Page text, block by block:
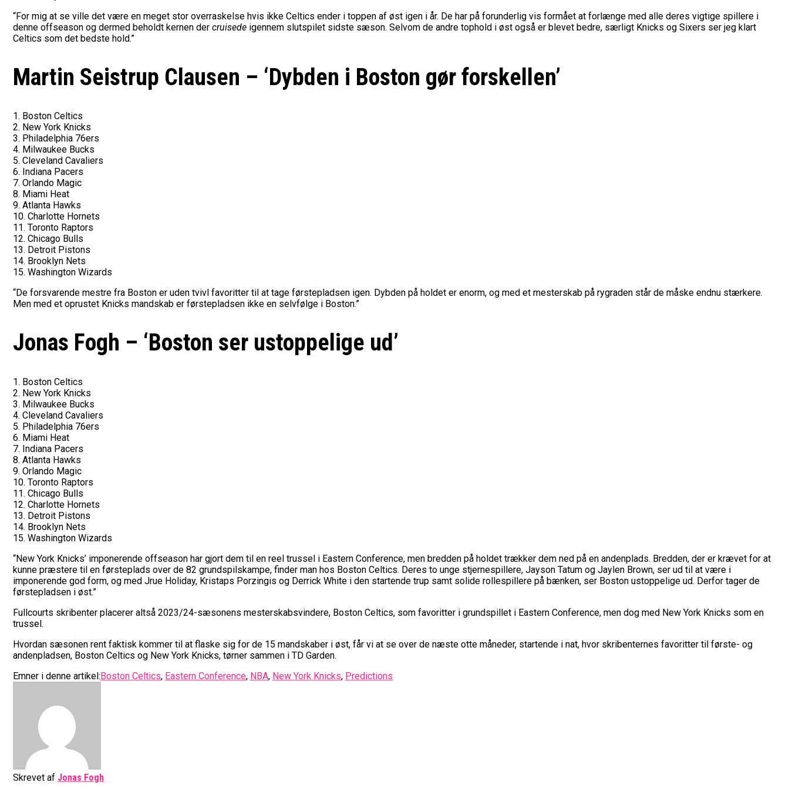
“For mig at se ville det være en meget stor overraskelse hvis ikke Celtics ender i toppen af øst igen i år. De har på forunderlig vis formået at forlænge med alle deres vigtige spillere i
denne offseason og dermed beholdt kernen der cruisede igennem slutspilet sidste sæson. Selvom de andre tophold i øst også er blevet bedre, særligt Knicks og Sixers ser jeg klart
Celtics som det bedste hold.”
Martin Seistrup Clausen – ‘Dybden i Boston gør forskellen’
1. Boston Celtics
2. New York Knicks
3. Philadelphia 76ers
4. Milwaukee Bucks
5. Cleveland Cavaliers
6. Indiana Pacers
7. Orlando Magic
8. Miami Heat
9. Atlanta Hawks
10. Charlotte Hornets
11. Toronto Raptors
12. Chicago Bulls
13. Detroit Pistons
14. Brooklyn Nets
15. Washington Wizards
“De forsvarende mestre fra Boston er uden tvivl favoritter til at tage førstepladsen igen. Dybden på holdet er enorm, og med et mesterskab på rygraden står de måske endnu stærkere.
Men med et oprustet Knicks mandskab er førstepladsen ikke en selvfølge i Boston.”
Jonas Fogh – ‘Boston ser ustoppelige ud’
1. Boston Celtics
2. New York Knicks
3. Milwaukee Bucks
4. Cleveland Cavaliers
5. Philadelphia 76ers
6. Miami Heat
7. Indiana Pacers
8. Atlanta Hawks
9. Orlando Magic
10. Toronto Raptors
11. Chicago Bulls
12. Charlotte Hornets
13. Detroit Pistons
14. Brooklyn Nets
15. Washington Wizards
“New York Knicks’ imponerende offseason har gjort dem til en reel trussel i Eastern Conference, men bredden på holdet trækker dem ned på en andenplads. Bredden, der er krævet for at
kunne præstere til en førsteplads over de 82 grundspilskampe, finder man hos Boston Celtics. Deres to unge stjernespillere, Jayson Tatum og Jaylen Brown, ser ud til at være i
imponerende god form, og med Jrue Holiday, Kristaps Porzingis og Derrick White i den startende trup samt solide rollespillere på bænken, ser Boston ustoppelige ud. Derfor tager de
førstepladsen i øst.”
Fullcourts skribenter placerer altså 2023/24-sæsonens mesterskabsvindere, Boston Celtics, som favoritter i grundspillet i Eastern Conference, men dog med New York Knicks som en
trussel.
Hvordan sæsonen rent faktisk kommer til at flaske sig for de 15 mandskaber i øst, får vi at se over de næste otte måneder, startende i nat, hvor skribenternes favoritter til første- og
andenpladsen, Boston Celtics og New York Knicks, tørner sammen i TD Garden.
Emner i denne artikel:Boston Celtics, Eastern Conference, NBA, New York Knicks, Predictions
Skrevet af Jonas Fogh